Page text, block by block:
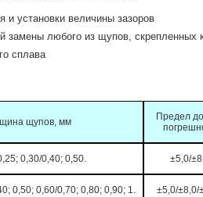
и установки величины зазоров
замены любого из щупов, скрепленных
сплава
щупов, мм
Предел
0,30/0,40; 0,50. ±5,0/
0,50; 0,60/0,70; 0,80; 0,90; 1. ±5,0/±8,0/